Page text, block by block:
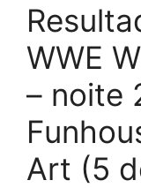
WWE
– noite
Art (5